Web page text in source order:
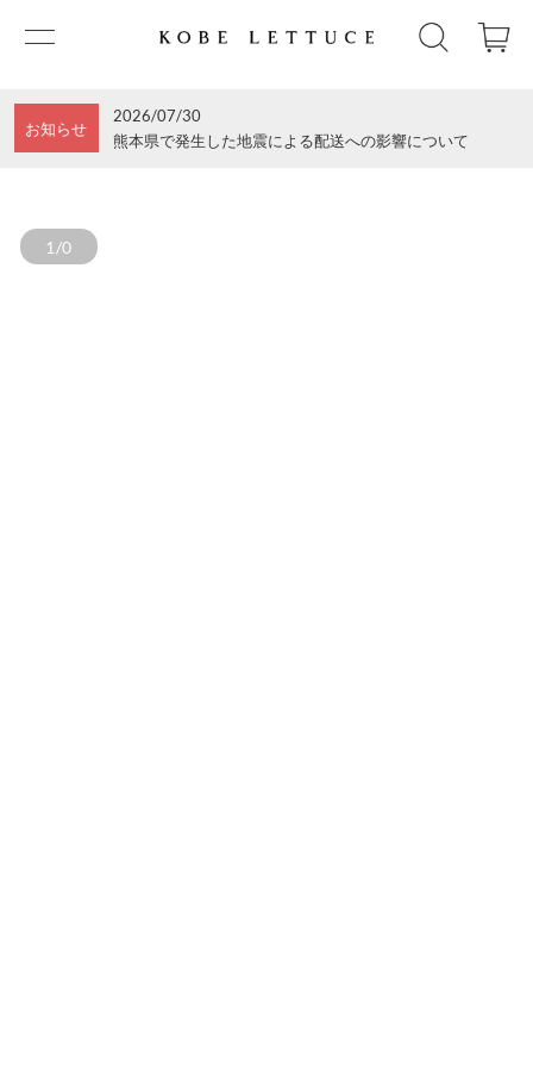
お知らせ
2026/07/30
熊本県で発生した地震による配送への影響について
1/0